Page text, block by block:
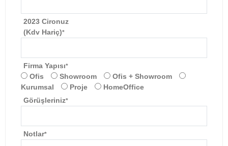
2023 Cironuz
(Kdv Hariç)*
Firma Yapısı*
Ofis Showroom
Ofis + Showroom
Kurumsal
Proje
HomeOffice
Görüşleriniz*
Notlar*